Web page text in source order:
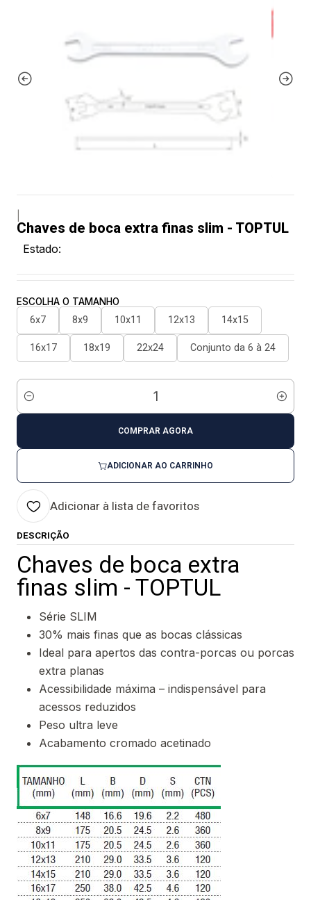
Chaves de boca extra finas slim - TOPTUL
Estado:
ESCOLHA O TAMANHO
6x7 8x9 10x11 12x13 14x15
16x17 18x19 22x24 Conjunto da 6 à 24
Quantidade
ADICIONAR AO CARRINHO
COMPRAR AGORA
Adicionar à lista de favoritos
DESCRIÇÃO
Chaves de boca extra
finas slim - TOPTUL
Série SLIM
30% mais finas que as bocas clássicas
Ideal para apertos das contra-porcas ou porcas
extra planas
Acessibilidade máxima – indispensável para
acessos reduzidos
Peso ultra leve
Acabamento cromado acetinado